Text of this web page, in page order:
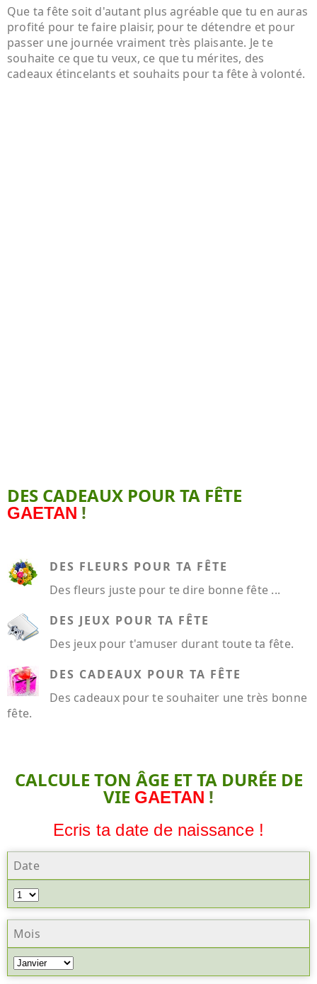
Que ta fête soit d'autant plus agréable que tu en auras
profité pour te faire plaisir, pour te détendre et pour
passer une journée vraiment très plaisante. Je te
souhaite ce que tu veux, ce que tu mérites, des
cadeaux étincelants et souhaits pour ta fête à volonté.
DES CADEAUX POUR TA FÊTE
GAETAN !
DES FLEURS POUR TA FÊTE
Des fleurs juste pour te dire bonne fête ...
DES JEUX POUR TA FÊTE
Des jeux pour t'amuser durant toute ta fête.
DES CADEAUX POUR TA FÊTE
Des cadeaux pour te souhaiter une très bonne
fête.
CALCULE TON ÂGE ET TA DURÉE DE
VIE GAETAN !
Ecris ta date de naissance !
Date
Mois